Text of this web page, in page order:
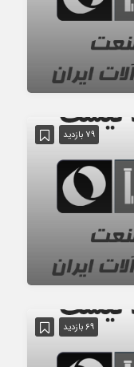
79 بازدید
69 بازدید